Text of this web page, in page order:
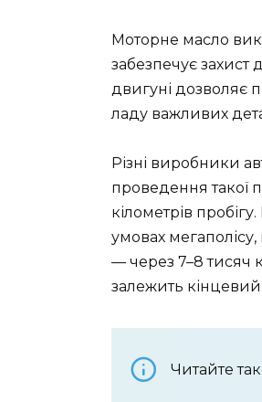
Моторне масло
забезпечує захист
двигуні дозволяє
ладу важливих
Різні виробники
проведення такої
кілометрів
умовах
— через 7–8 тисяч
залежить
Читайте